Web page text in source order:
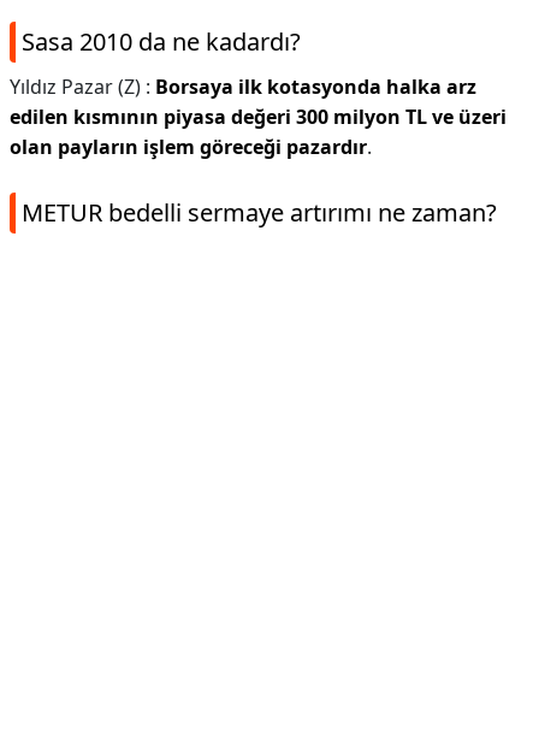
Sasa 2010 da ne kadardı?
Yıldız Pazar (Z) : Borsaya ilk kotasyonda halka arz
edilen kısmının piyasa değeri 300 milyon TL ve üzeri
olan payların işlem göreceği pazardır.
METUR bedelli sermaye artırımı ne zaman?